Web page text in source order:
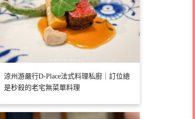
涼州游嚴行D-Place法式料理私廚｜訂位總
是秒殺的老宅無菜單料理